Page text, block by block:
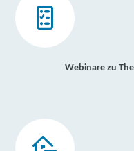
Webinare zu